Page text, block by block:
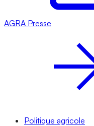
AGRA Presse
Politique agricole